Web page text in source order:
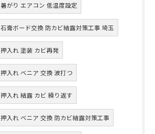
暑がり エアコン 低温度設定
石膏ボード交換 防カビ結露対策工事 埼玉
押入れ 塗装 カビ再発
押入れ ベニア 交換 波打つ
押入れ 結露 カビ 繰り返す
押入れ ベニア 交換 防カビ結露対策工事